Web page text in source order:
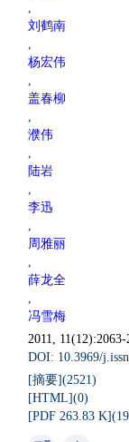
,
刘鹤南
,
杨宏伟
,
盖春柳
,
濮伟
,
陆岩
,
李迅
,
周雅丽
,
薛龙全
,
冯雪梅
2011, 11(12):2063-
DOI: 10.3969/
[摘要](2521)
[HTML](0)
[PDF 263.83 K](